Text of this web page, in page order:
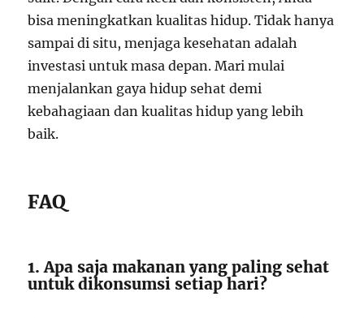
bisa meningkatkan kualitas hidup. Tidak hanya
sampai di situ, menjaga kesehatan adalah
investasi untuk masa depan. Mari mulai
menjalankan gaya hidup sehat demi
kebahagiaan dan kualitas hidup yang lebih
baik.
FAQ
1. Apa saja makanan yang paling sehat
untuk dikonsumsi setiap hari?